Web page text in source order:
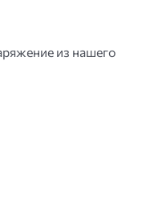
из нашего